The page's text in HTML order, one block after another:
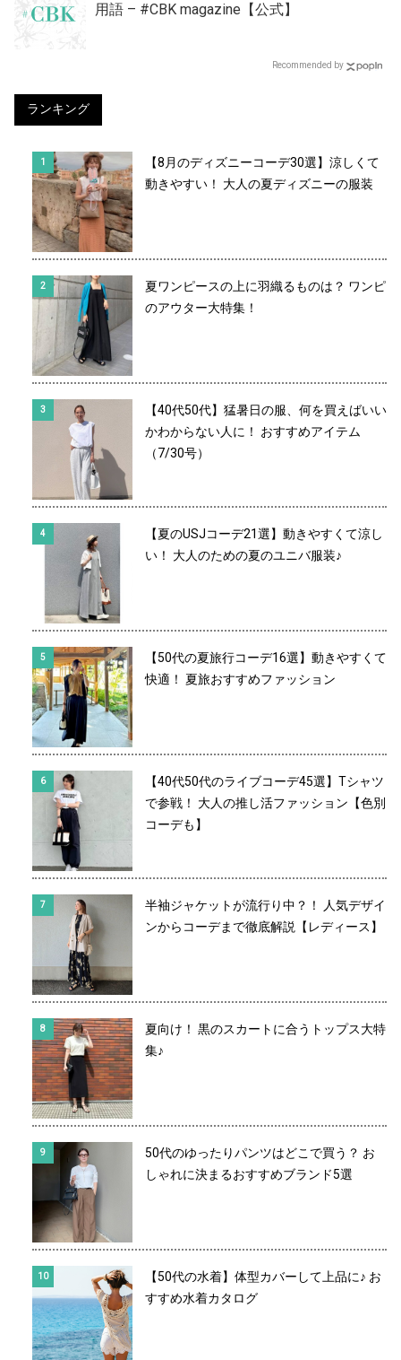
用語 – #CBK magazine【公式】
Recommended by
ランキング
【8月のディズニーコーデ30選】涼しくて
動きやすい！ 大人の夏ディズニーの服装
夏ワンピースの上に羽織るものは？ ワンピ
のアウター大特集！
【40代50代】猛暑日の服、何を買えばいい
かわからない人に！ おすすめアイテム
（7/30号）
【夏のUSJコーデ21選】動きやすくて涼し
い！ 大人のための夏のユニバ服装♪
【50代の夏旅行コーデ16選】動きやすくて
快適！ 夏旅おすすめファッション
【40代50代のライブコーデ45選】Tシャツ
で参戦！ 大人の推し活ファッション【色別
コーデも】
半袖ジャケットが流行り中？！ 人気デザイ
ンからコーデまで徹底解説【レディース】
夏向け！ 黒のスカートに合うトップス大特
集♪
50代のゆったりパンツはどこで買う？ お
しゃれに決まるおすすめブランド5選
【50代の水着】体型カバーして上品に♪ お
すすめ水着カタログ